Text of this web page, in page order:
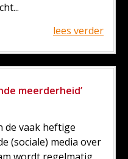
lees verder
meerderheid’
de vaak heftige
(sociale) media over